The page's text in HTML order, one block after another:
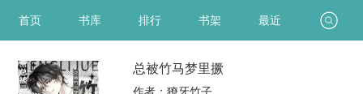
首页 书库 排行 书架 最近
总被竹马梦里撅